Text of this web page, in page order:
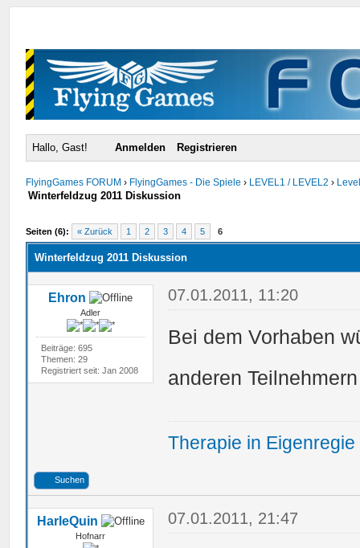
Hallo, Gast! Anmelden Registrieren
FlyingGames FORUM › FlyingGames - Die Spiele › LEVEL1 / LEVEL2 ›
Winterfeldzug 2011 Diskussion
Seiten (6): « Zurück 1 2 3 4 5 6
Winterfeldzug 2011 Diskussion
Ehron
Adler
Beiträge: 695
Themen: 29
Registriert seit: Jan 2008
07.01.2011, 11:20
Bei dem Vorhaben
anderen
Therapie in
Suchen
HarleQuin
Hofnarr
07.01.2011, 21:47